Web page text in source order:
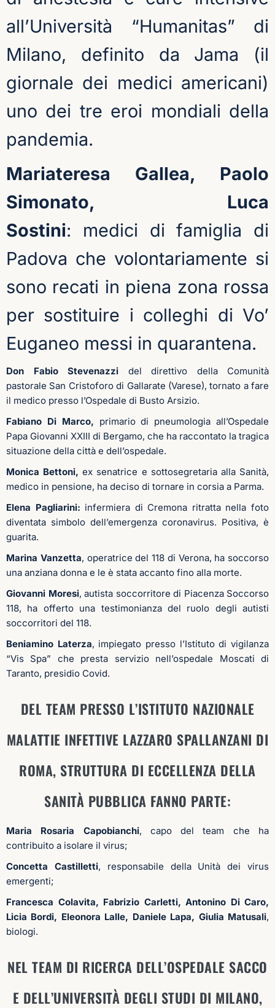
all’Università “Humanitas” di
Milano, definito da Jama (il
giornale dei medici americani)
uno dei tre eroi mondiali della
pandemia.
Mariateresa Gallea, Paolo
Simonato, Luca
Sostini: medici di famiglia di
Padova che volontariamente si
sono recati in piena zona rossa
per sostituire i colleghi di Vo’
Euganeo messi in quarantena.
Don Fabio Stevenazzi del direttivo della Comunità
pastorale San Cristoforo di Gallarate (Varese), tornato a fare
il medico presso l’Ospedale di Busto Arsizio.
Fabiano Di Marco, primario di pneumologia all’Ospedale
Papa Giovanni XXIII di Bergamo, che ha raccontato la tragica
situazione della città e dell’ospedale.
Monica Bettoni, ex senatrice e sottosegretaria alla Sanità,
medico in pensione, ha deciso di tornare in corsia a Parma.
Elena Pagliarini: infermiera di Cremona ritratta nella foto
diventata simbolo dell’emergenza coronavirus. Positiva, è
guarita.
Marina Vanzetta, operatrice del 118 di Verona, ha soccorso
una anziana donna e le è stata accanto fino alla morte.
Giovanni Moresi, autista soccorritore di Piacenza Soccorso
118, ha offerto una testimonianza del ruolo degli autisti
soccorritori del 118.
Beniamino Laterza, impiegato presso l’Istituto di vigilanza
“Vis Spa” che presta servizio nell’ospedale Moscati di
Taranto, presidio Covid.
DEL TEAM PRESSO L’ISTITUTO NAZIONALE
MALATTIE INFETTIVE LAZZARO SPALLANZANI DI
ROMA, STRUTTURA DI ECCELLENZA DELLA
SANITÀ PUBBLICA FANNO PARTE:
Maria Rosaria Capobianchi, capo del team che ha
contribuito a isolare il virus;
Concetta Castilletti, responsabile della Unità dei virus
emergenti;
Francesca Colavita, Fabrizio Carletti, Antonino Di Caro,
Licia Bordi, Eleonora Lalle, Daniele Lapa, Giulia Matusali,
biologi.
NEL TEAM DI RICERCA DELL’OSPEDALE SACCO
E DELL’UNIVERSITÀ DEGLI STUDI DI MILANO,